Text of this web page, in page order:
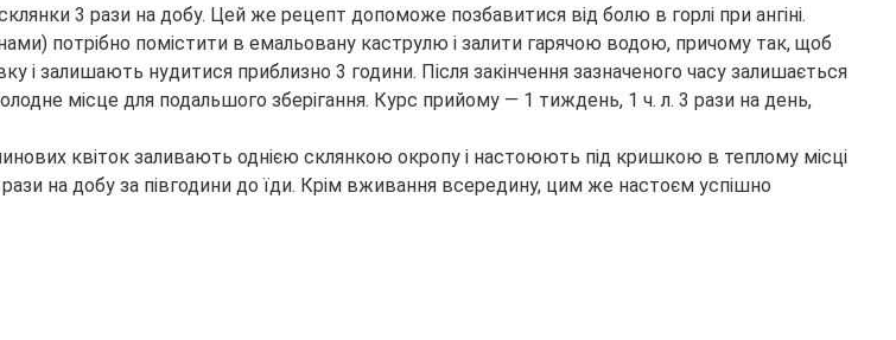
3 рази на добу. Цей же рецепт допоможе позбавитися від болю в горлі при ангіні.
потрібно помістити в емальовану каструлю і залити гарячою водою, причому так, щоб
і залишають нудитися приблизно 3 години. Після закінчення зазначеного часу залишається
місце для подальшого зберігання. Курс прийому — 1 тиждень, 1 ч. л. 3 рази на день,
квіток заливають однією склянкою окропу і настоюють під кришкою в теплому місці
на добу за півгодини до їди. Крім вживання всередину, цим же настоєм успішно